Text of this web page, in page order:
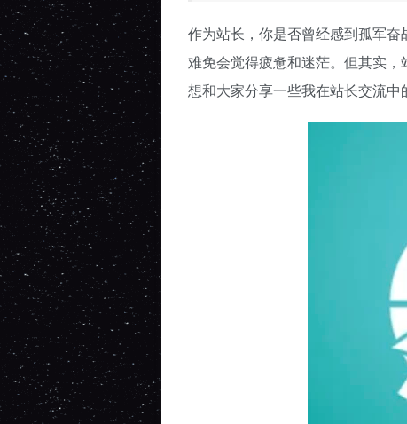
作为站长，你是否曾经感到孤军
难免会觉得疲惫和迷茫。但其实
想和大家分享一些我在站长交流中